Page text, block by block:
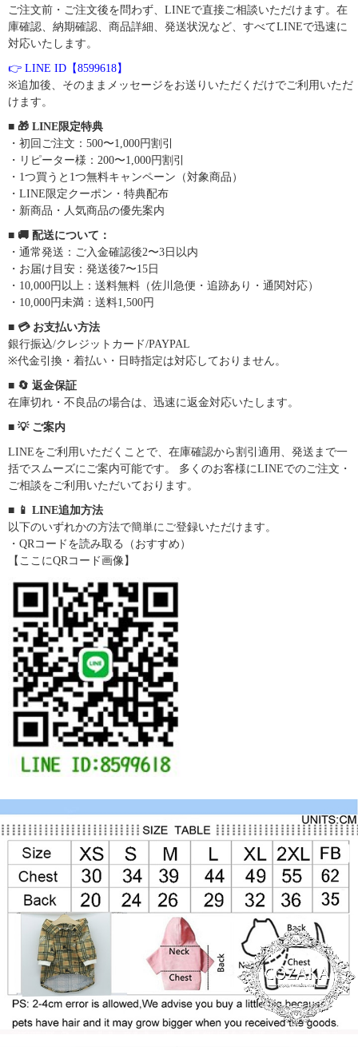
ご注文前・ご注文後を問わず、LINEで直接ご相談いただけます。在
庫確認、納期確認、商品詳細、発送状況など、すべてLINEで迅速に
対応いたします。
👉 LINE ID【8599618】
※追加後、そのままメッセージをお送りいただくだけでご利用いただ
けます。
■ 🎁 LINE限定特典
・初回ご注文：500〜1,000円割引
・リピーター様：200〜1,000円割引
・1つ買うと1つ無料キャンペーン（対象商品）
・LINE限定クーポン・特典配布
・新商品・人気商品の優先案内
■ 🚚 配送について：
・通常発送：ご入金確認後2〜3日以内
・お届け目安：発送後7〜15日
・10,000円以上：送料無料（佐川急便・追跡あり・通関対応）
・10,000円未満：送料1,500円
■ 💳 お支払い方法
銀行振込/クレジットカード/PAYPAL
※代金引換・着払い・日時指定は対応しておりません。
■ 🔄 返金保証
在庫切れ・不良品の場合は、迅速に返金対応いたします。
■ 💡 ご案内
LINEをご利用いただくことで、在庫確認から割引適用、発送まで一
括でスムーズにご案内可能です。 多くのお客様にLINEでのご注文・
ご相談をご利用いただいております。
■ 📱 LINE追加方法
以下のいずれかの方法で簡単にご登録いただけます。
・QRコードを読み取る（おすすめ）
【ここにQRコード画像】